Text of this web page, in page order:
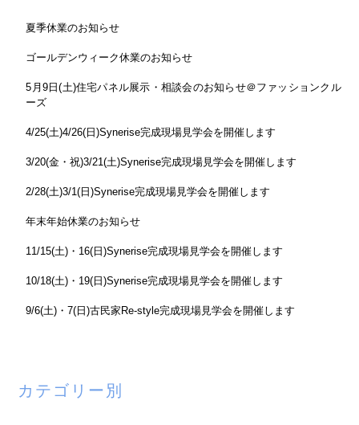
夏季休業のお知らせ
ゴールデンウィーク休業のお知らせ
5月9日(土)住宅パネル展示・相談会のお知らせ＠ファッションクル
ーズ
4/25(土)4/26(日)Synerise完成現場見学会を開催します
3/20(金・祝)3/21(土)Synerise完成現場見学会を開催します
2/28(土)3/1(日)Synerise完成現場見学会を開催します
年末年始休業のお知らせ
11/15(土)・16(日)Synerise完成現場見学会を開催します
10/18(土)・19(日)Synerise完成現場見学会を開催します
9/6(土)・7(日)古民家Re-style完成現場見学会を開催します
カテゴリー別